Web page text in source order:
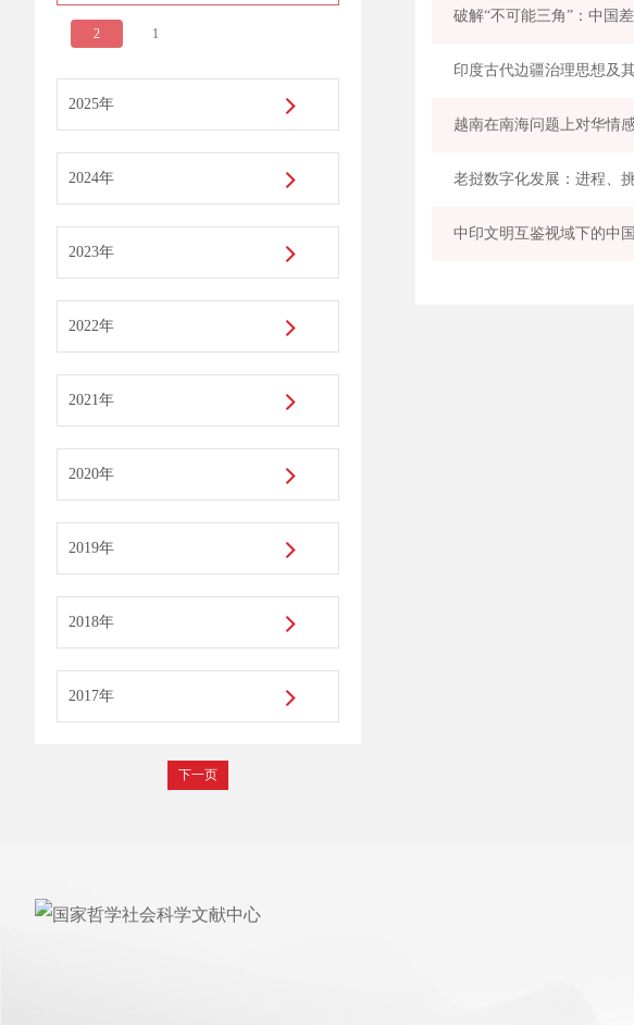
2 1
2025年
2024年
2023年
2022年
2021年
2020年
2019年
2018年
2017年
下一页
破解“不可能三角”：中国
印度古代边疆治理思想及
越南在南海问题上对华情
老挝数字化发展：进程、
中印文明互鉴视域下的中